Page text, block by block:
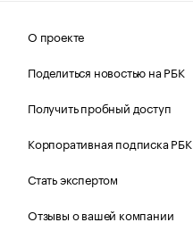
О проекте
Поделиться новостью на РБК
Получить пробный доступ
Корпоративная подписка РБК
Стать экспертом
Отзывы о вашей компании